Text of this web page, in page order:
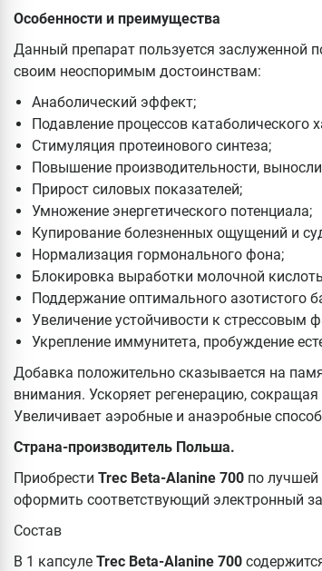
Особенности и преимущества
Данный препарат пользуется заслуженной
своим неоспоримым достоинствам:
Анаболический эффект;
Подавление процессов катаболического
Стимуляция протеинового синтеза;
Повышение производительности,
Прирост силовых показателей;
Умножение энергетического потенциала;
Купирование болезненных ощущений и
Нормализация гормонального фона;
Блокировка выработки молочной
Поддержание оптимального азотистого
Увеличение устойчивости к стрессовым
Укрепление иммунитета, пробуждение
Добавка положительно сказывается на
внимания. Ускоряет регенерацию,
Увеличивает аэробные и анаэробные
Страна-производитель Польша.
Приобрести Trec Beta-Alanine 700 по лучшей
оформить соответствующий электронный
Состав
В 1 капсуле Trec Beta-Alanine 700